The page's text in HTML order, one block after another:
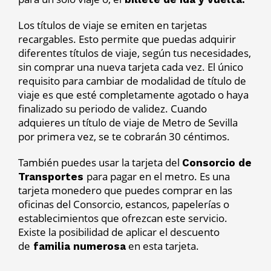
Los títulos de viaje se emiten en tarjetas
recargables. Esto permite que puedas adquirir
diferentes títulos de viaje, según tus necesidades,
sin comprar una nueva tarjeta cada vez. El único
requisito para cambiar de modalidad de título de
viaje es que esté completamente agotado o haya
finalizado su periodo de validez. Cuando
adquieres un título de viaje de Metro de Sevilla
por primera vez, se te cobrarán 30 céntimos.
También puedes usar la tarjeta del Consorcio de
Transportes para pagar en el metro. Es una
tarjeta monedero que puedes comprar en las
oficinas del Consorcio, estancos, papelerías o
establecimientos que ofrezcan este servicio.
Existe la posibilidad de aplicar el descuento
de familia numerosa en esta tarjeta.